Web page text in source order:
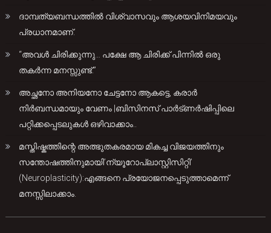
ദാമ്പത്യബന്ധത്തിൽ വിശ്വാസവും ആശയവിനിമയവും
പ്രധാനമാണ്.
“അവൾ ചിരിക്കുന്നു… പക്ഷേ ആ ചിരിക്ക് പിന്നിൽ ഒരു
തകർന്ന മനസ്സുണ്ട്.”
അച്ഛനോ അനിയനോ ചേട്ടനോ ആകട്ടെ, കരാർ
നിർബന്ധമായും വേണം |ബിസിനസ് പാർട്ണർഷിപ്പിലെ
പറ്റിക്കപ്പെടലുകൾ ഒഴിവാക്കാം..
മസ്തിഷ്കത്തിന്റെ അത്ഭുതകരമായ മികച്ച വിജയത്തിനും
സന്തോഷത്തിനുമായി’ന്യൂറോപ്ലാസ്റ്റിസിറ്റി’
(Neuroplasticity):എങ്ങനെ പ്രയോജനപ്പെടുത്താമെന്ന്
മനസ്സിലാക്കാം.